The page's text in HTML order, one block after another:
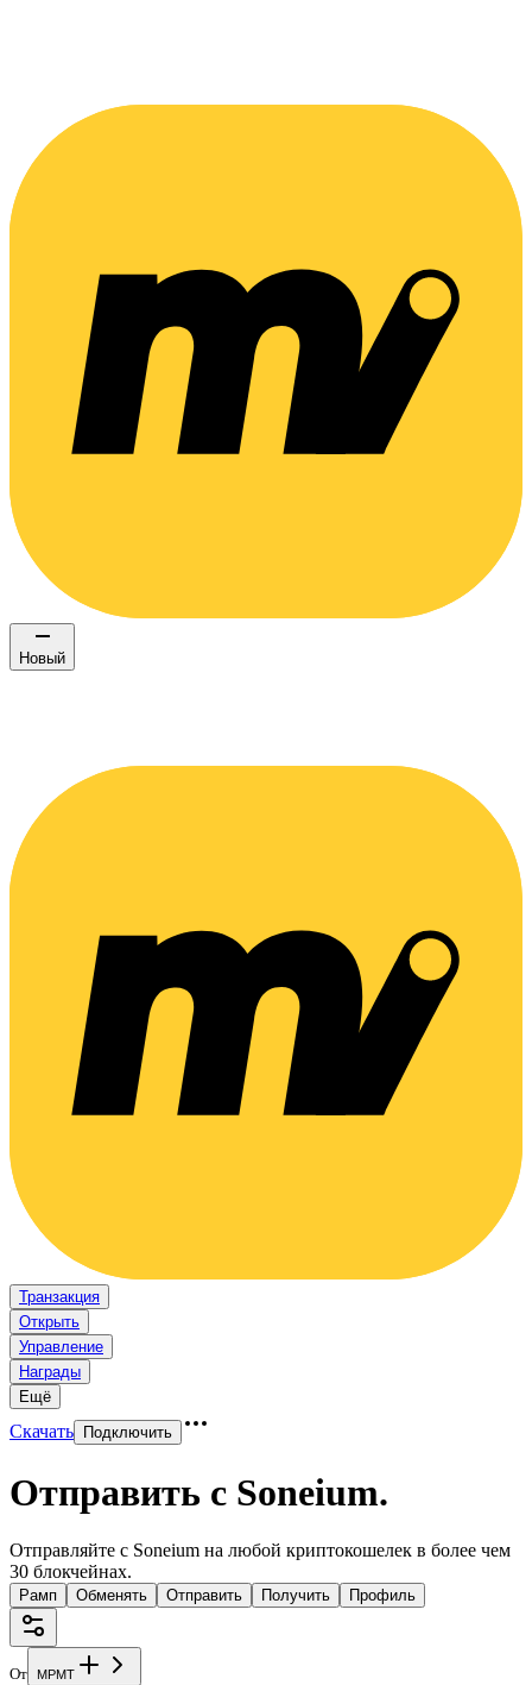
Новый
Транзакция
Открыть
Управление
Награды
Ещё
Скачать Подключить
Отправить с Soneium.
Отправляйте с Soneium на любой криптокошелек в более чем
30 блокчейнах.
Рамп Обменять Отправить Получить Профиль
От MPMT